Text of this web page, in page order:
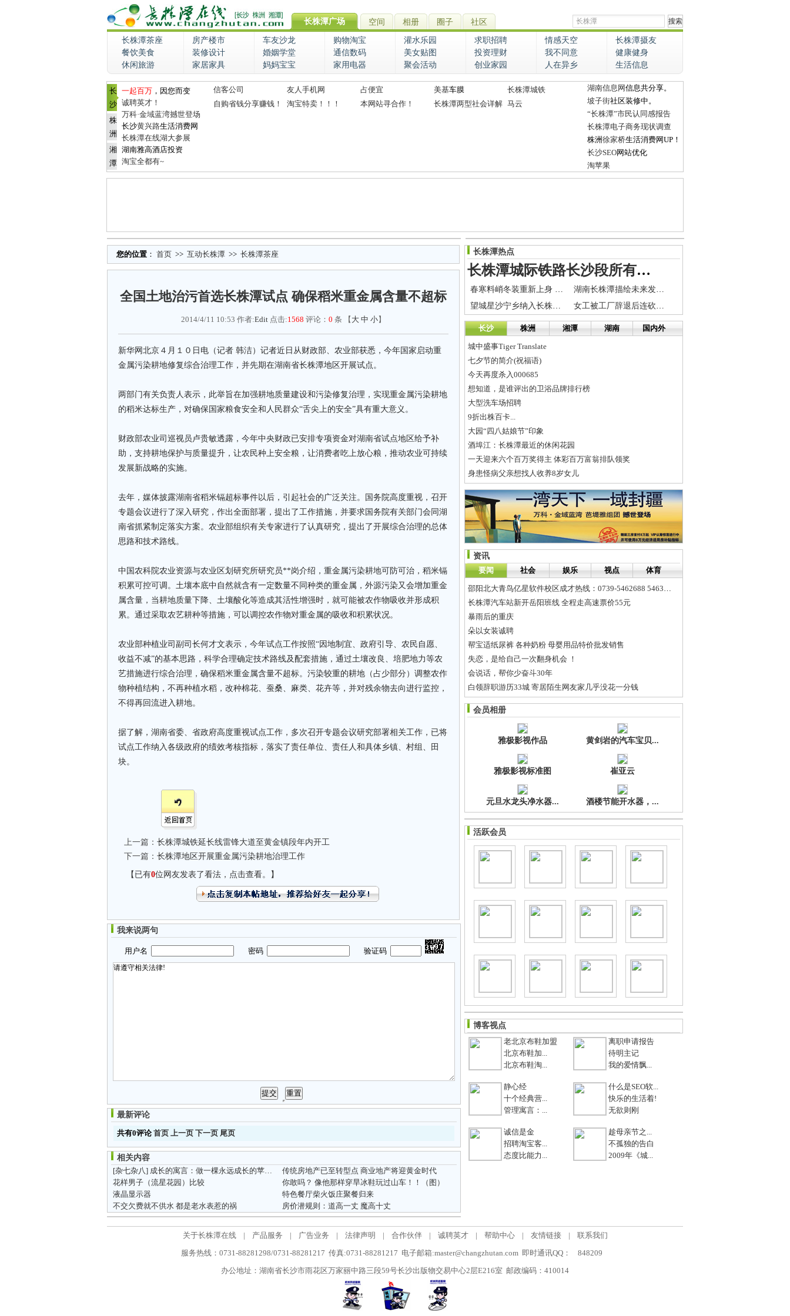
长株潭广场 空间 相册 圈子 社区
长株潭茶座 房产楼市 车友沙龙 购物淘宝 灌水乐园 求职招聘 情感天空
长株潭摄友
餐饮美食
装修设计 婚姻学堂 通信数码 美女贴图 投资理财 我不同意
健康健身
休闲旅游
家居家具 妈妈宝宝 家用电器 聚会活动 创业家园 人在异乡 生活信息
长
沙
株
洲
湘
潭
一起百万 ，因您而变
诚聘英才！
万科·金域蓝湾撼世登场
长沙黄兴路生活消费网
长株潭在线湖大参展
湖南雅高酒店投资
淘宝全都有~
信客公司 友人手机网 占便宜 美基车膜
长株潭城铁
自购省钱分享赚钱！
淘宝特卖！！！ 本网站寻合作！ 长株潭两型社会详解 马云
湖南信息网信息共分享。
坡子街社区装修中。
“长株潭”市民认同感报告
长株潭电子商务现状调查
株洲徐家桥生活消费网UP！
长沙SEO网站优化
淘苹果
您的位置 ： 首页 >> 互动长株潭 >> 长株潭茶座
全国土地治污首选长株潭试点 确保稻米重金属含量不超标
2014/4/11 10:53 作者:Edit 点击:1568 评论： 0 条 【 大 中 小】
新华网北京４月１０日电（记者 韩洁）记者近日从财政部、农业部获悉，今年国家启动重
金属污染耕地修复综合治理工作，并先期在湖南省长株潭地区开展试点。
两部门有关负责人表示，此举旨在加强耕地质量建设和污染修复治理，实现重金属污染耕地
的稻米达标生产，对确保国家粮食安全和人民群众“舌尖上的安全”具有重大意义。
财政部农业司巡视员卢贵敏透露，今年中央财政已安排专项资金对湖南省试点地区给予补
助，支持耕地保护与质量提升，让农民种上安全粮，让消费者吃上放心粮，推动农业可持续
发展新战略的实施。
去年，媒体披露湖南省稻米镉超标事件以后，引起社会的广泛关注。国务院高度重视，召开
专题会议进行了深入研究，作出全面部署，提出了工作措施，并要求国务院有关部门会同湖
南省抓紧制定落实方案。农业部组织有关专家进行了认真研究，提出了开展综合治理的总体
思路和技术路线。
中国农科院农业资源与农业区划研究所研究员**岗介绍，重金属污染耕地可防可治，稻米镉
积累可控可调。土壤本底中自然就含有一定数量不同种类的重金属，外源污染又会增加重金
属含量，当耕地质量下降、土壤酸化等造成其活性增强时，就可能被农作物吸收并形成积
累。通过采取农艺耕种等措施，可以调控农作物对重金属的吸收和积累状况。
农业部种植业司副司长何才文表示，今年试点工作按照“因地制宜、政府引导、农民自愿、
收益不减”的基本思路，科学合理确定技术路线及配套措施，通过土壤改良、培肥地力等农
艺措施进行综合治理，确保稻米重金属含量不超标。污染较重的耕地（占少部分）调整农作
物种植结构，不再种植水稻，改种棉花、蚕桑、麻类、花卉等，并对残余物去向进行监控，
不得再回流进入耕地。
据了解，湖南省委、省政府高度重视试点工作，多次召开专题会议研究部署相关工作，已将
试点工作纳入各级政府的绩效考核指标，落实了责任单位、责任人和具体乡镇、村组、田
块。
上一篇： 长株潭城铁延长线雷锋大道至黄金镇段年内开工
下一篇： 长株潭地区开展重金属污染耕地治理工作
【已有0位网友发表了看法，点击查看。】
我来说两句
用户名 密码 验证码
最新评论
共有0评论首页 上一页 下一页 尾页
相关内容
[杂七杂八] 成长的寓言：做一棵永远成长的苹果树
传统房地产已至转型点 商业地产将迎黄金时代
花样男子（流星花园）比较
你敢吗？ 像他那样穿旱冰鞋玩过山车！！（图）
液晶显示器
特色餐厅柴火饭庄聚餐归来
不交欠费就不供水 都是老水表惹的祸
房价潜规则：道高一丈 魔高十丈
长株潭热点
长株潭城际铁路长沙段所有车站封顶
春寒料峭冬装重新上身 长沙今明最低气温仅6℃
湖南长株潭描绘未来发展之路 打造生态城市群
望城星沙宁乡纳入长株潭大都市区
女工被工厂辞退后连砍自己30多刀
长沙 株洲 湘潭 湖南 国内外
城中盛事Tiger Translate
七夕节的简介(祝福语)
今天再度杀入000685
想知道，是谁评出的卫浴品牌排行榜
大型洗车场招聘
9折出株百卡...
大园“四八姑娘节”印象
酒埠江：长株潭最近的休闲花园
一天迎来六个百万奖得主 体彩百万富翁排队领奖
身患怪病父亲想找人收养8岁女儿
资讯
要闻
社会 娱乐 视点 体育
邵阳北大青鸟亿星软件校区成才热线：0739-5462688 5463688
长株潭汽车站新开岳阳班线 全程走高速票价55元
暴雨后的重庆
朵以女装诚聘
帮宝适纸尿裤 各种奶粉 母婴用品特价批发销售
失恋，是给自己一次翻身机会 ！
会说话，帮你少奋斗30年
白领辞职游历33城 寄居陌生网友家几乎没花一分钱
这个双休日雷雨相伴 长沙明日雷阵雨转大到暴雨
宝宝快16个月了，宝宝总喊怕，医生居然怀疑是癫痫[转帖] [分享]
会员相册
雅极影视作品 黄剑岩的汽车宝贝...
雅极影视标准图 崔亚云
元旦水龙头净水器... 酒楼节能开水器，...
活跃会员
博客视点
老北京布鞋加盟
北京布鞋加...
北京布鞋淘...
离职申请报告
待明主记
我的爱情飘...
静心经
十个经典营...
管理寓言：...
什么是SEO软...
快乐的生活着!
无欲则刚
诚信是金
招聘淘宝客...
态度比能力...
趁母亲节之...
不孤独的告白
2009年《城...
关于长株潭在线 | 产品服务 | 广告业务 | 法律声明 | 合作伙伴 | 诚聘英才 | 帮助中心 | 友情链接 |
联系我们
服务热线：0731-88281298/0731-88281217 传真:0731-88281217 电子邮箱:master@changzhutan.com 即时通讯QQ：
848209
办公地址：湖南省长沙市雨花区万家丽中路三段59号长沙出版物交易中心2层E216室 邮政编码：410014